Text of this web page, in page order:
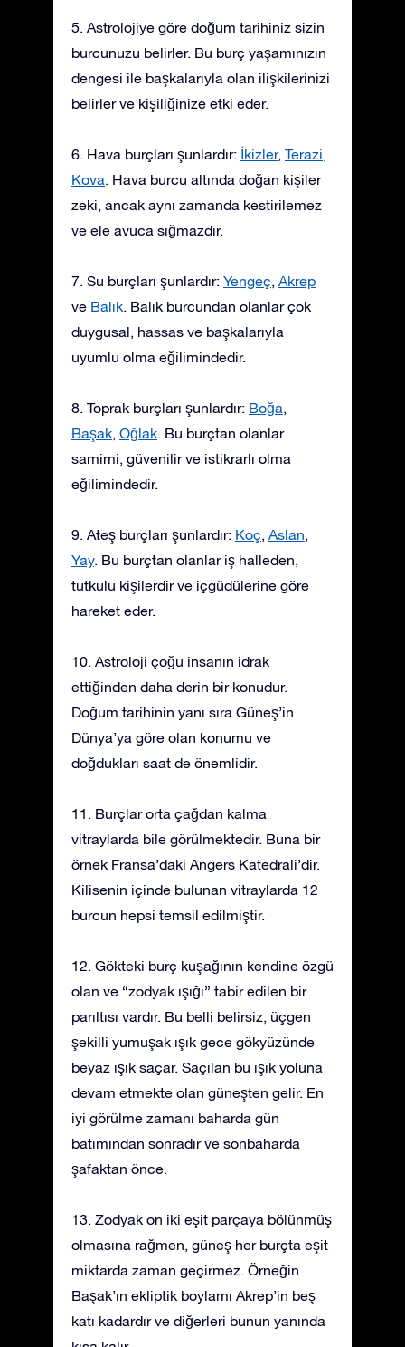
5. Astrolojiye göre doğum tarihiniz sizin
burcunuzu belirler. Bu burç yaşamınızın
dengesi ile başkalarıyla olan ilişkilerinizi
belirler ve kişiliğinize etki eder.
6. Hava burçları şunlardır: İkizler, Terazi,
Kova. Hava burcu altında doğan kişiler
zeki, ancak aynı zamanda kestirilemez
ve ele avuca sığmazdır.
7. Su burçları şunlardır: Yengeç, Akrep
ve Balık. Balık burcundan olanlar çok
duygusal, hassas ve başkalarıyla
uyumlu olma eğilimindedir.
8. Toprak burçları şunlardır: Boğa,
Başak, Oğlak. Bu burçtan olanlar
samimi, güvenilir ve istikrarlı olma
eğilimindedir.
9. Ateş burçları şunlardır: Koç, Aslan,
Yay. Bu burçtan olanlar iş halleden,
tutkulu kişilerdir ve içgüdülerine göre
hareket eder.
10. Astroloji çoğu insanın idrak
ettiğinden daha derin bir konudur.
Doğum tarihinin yanı sıra Güneş’in
Dünya’ya göre olan konumu ve
doğdukları saat de önemlidir.
11. Burçlar orta çağdan kalma
vitraylarda bile görülmektedir. Buna bir
örnek Fransa’daki Angers Katedrali’dir.
Kilisenin içinde bulunan vitraylarda 12
burcun hepsi temsil edilmiştir.
12. Gökteki burç kuşağının kendine özgü
olan ve “zodyak ışığı” tabir edilen bir
parıltısı vardır. Bu belli belirsiz, üçgen
şekilli yumuşak ışık gece gökyüzünde
beyaz ışık saçar. Saçılan bu ışık yoluna
devam etmekte olan güneşten gelir. En
iyi görülme zamanı baharda gün
batımından sonradır ve sonbaharda
şafaktan önce.
13. Zodyak on iki eşit parçaya bölünmüş
olmasına rağmen, güneş her burçta eşit
miktarda zaman geçirmez. Örneğin
Başak’ın ekliptik boylamı Akrep’in beş
katı kadardır ve diğerleri bunun yanında